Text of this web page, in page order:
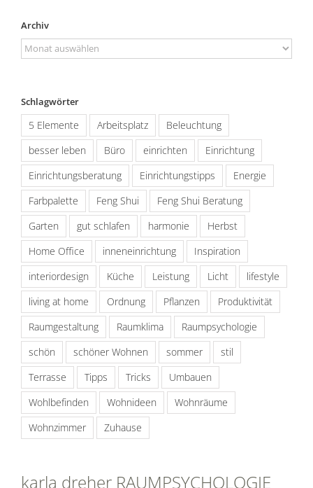
Archiv
Archiv
Schlagwörter
5 Elemente Arbeitsplatz
Beleuchtung
besser leben
Büro einrichten
Einrichtung
Einrichtungsberatung
Einrichtungstipps
Energie
Farbpalette
Feng Shui
Feng Shui Beratung
Garten
gut schlafen harmonie
Herbst
Home Office
inneneinrichtung
Inspiration
interiordesign
Küche Leistung Licht
lifestyle
living at home
Ordnung Pflanzen
Produktivität
Raumgestaltung
Raumklima
Raumpsychologie
schön
schöner Wohnen sommer
stil
Terrasse
Tipps Tricks
Umbauen
Wohlbefinden
Wohnideen
Wohnräume
Wohnzimmer
Zuhause
karla dreher RAUMPSYCHOLOGIE